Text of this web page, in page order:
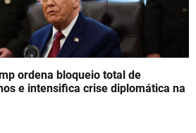
ordena bloqueio total de
e intensifica crise diplomática na